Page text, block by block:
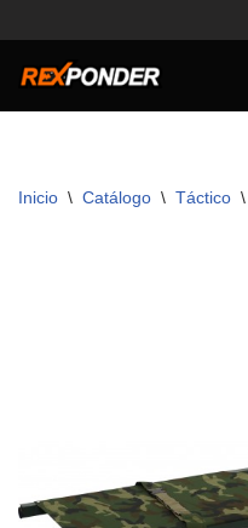
Saltar
Inicio \ Catálogo \ Táctico \